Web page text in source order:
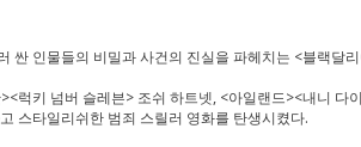
인물들의 비밀과 사건의 진실을 파헤치는 <블랙
키 넘버 슬레븐> 조쉬 하트넷, <아일랜드><내니
스타일리쉬한 범죄 스릴러 영화를 탄생시켰다.